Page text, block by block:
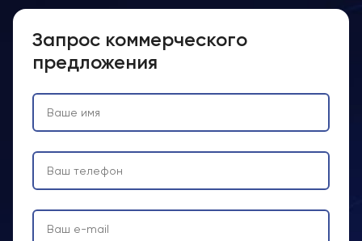
Запрос коммерческого
предложения